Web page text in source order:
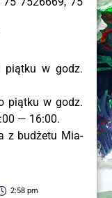
piąt­ku w godz.
piąt­ku w godz.
— 16:00.
z budże­tu Mia­
2:58 pm